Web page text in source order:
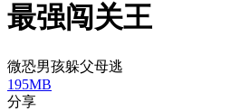
最强闯关王
微恐男孩躲父母逃
195MB
分享